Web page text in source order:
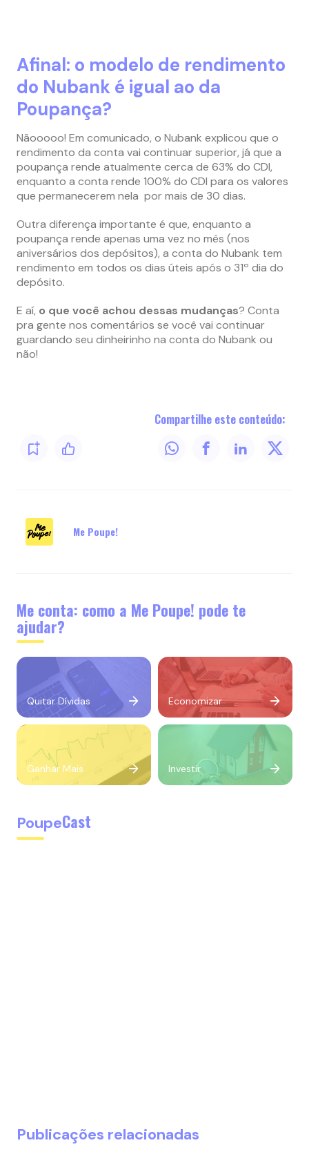
Afinal: o modelo de rendimento
do Nubank é igual ao da
Poupança?
Nãooooo! Em comunicado, o Nubank explicou que o
rendimento da conta vai continuar superior, já que a
poupança rende atualmente cerca de 63% do CDI,
enquanto a conta rende 100% do CDI para os valores
que permanecerem nela por mais de 30 dias.
Outra diferença importante é que, enquanto a
poupança rende apenas uma vez no mês (nos
aniversários dos depósitos), a conta do Nubank tem
rendimento em todos os dias úteis após o 31º dia do
depósito.
E aí, o que você achou dessas mudanças? Conta
pra gente nos comentários se você vai continuar
guardando seu dinheirinho na conta do Nubank ou
não!
Compartilhe este conteúdo:
Me Poupe!
Me conta: como a Me Poupe! pode te
ajudar?
Quitar Dívidas Economizar
Ganhar Mais Investir
PoupeCast
Publicações relacionadas